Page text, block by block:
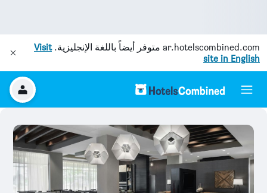
ar.hotelscombined.com متوفر أيضاً باللغة الإنجليزية.Visit
site in English